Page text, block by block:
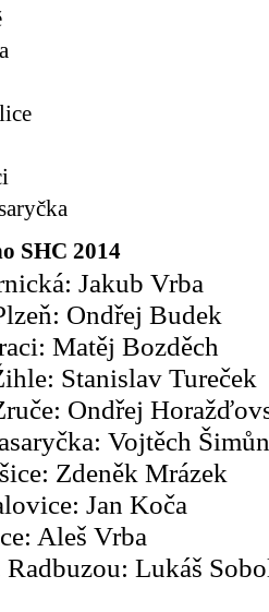
SHC 2014
Jakub Vrba
Ondřej Budek
Matěj Bozděch
Stanislav Tureček
Ondřej
Vojtěch
Zdeněk Mrázek
Jan Koča
Aleš Vrba
Lukáš